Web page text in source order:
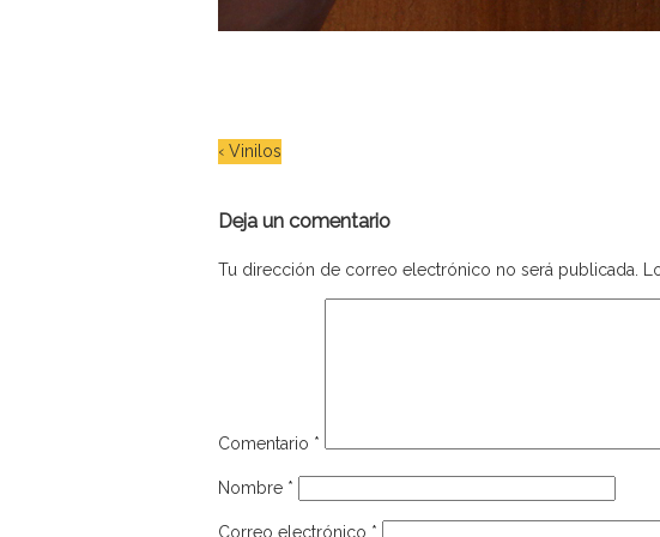
‹ Vinilos
Deja un comentario
Tu dirección de correo electrónico no será publicada.
Comentario *
Nombre *
Correo electrónico *